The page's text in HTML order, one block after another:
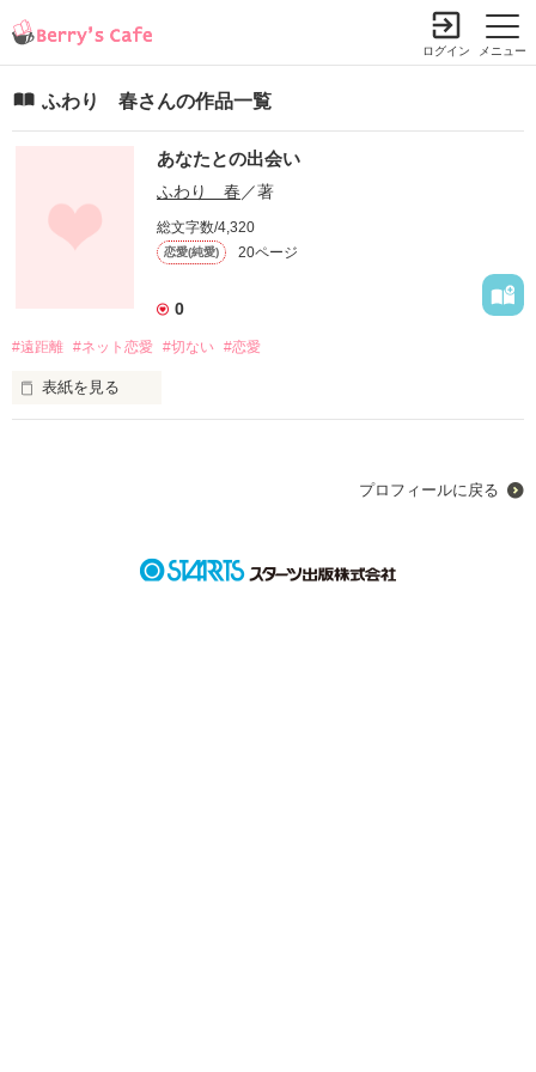
メニュー
ログイン
ふわり 春さんの作品一覧
あなたとの出会い
ふわり 春 ／著
総文字数/4,320
恋愛(純愛) 20ページ
0
#遠距離 #ネット恋愛 #切ない #恋愛
表紙を見る
声だけの世界。
プロフィールに戻る